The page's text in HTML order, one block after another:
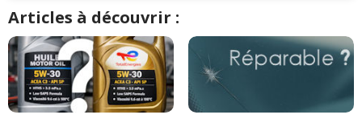
Articles à découvrir :